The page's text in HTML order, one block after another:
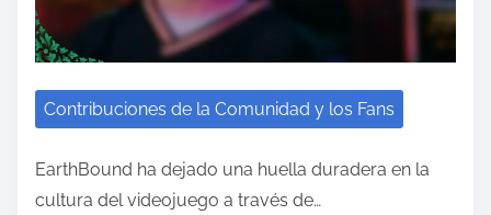
Contribuciones de la Comunidad y los Fans
EarthBound ha dejado una huella duradera en la
cultura del videojuego a través de…